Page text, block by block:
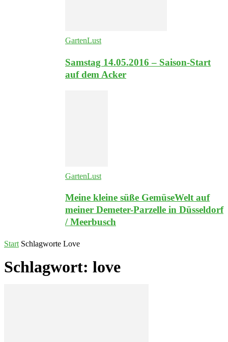
GartenLust
Samstag 14.05.2016 – Saison-Start
auf dem Acker
GartenLust
Meine kleine süße GemüseWelt auf
meiner Demeter-Parzelle in Düsseldorf
/ Meerbusch
Start Schlagworte Love
Schlagwort: love